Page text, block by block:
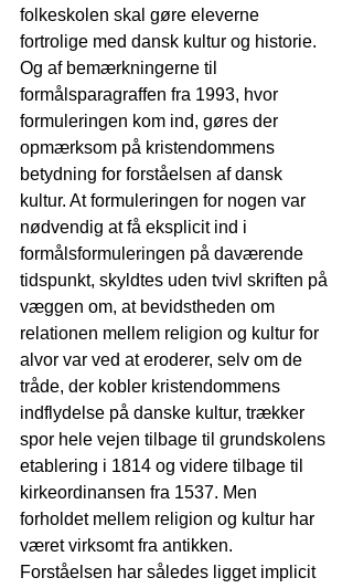
folkeskolen skal gøre eleverne
fortrolige med dansk kultur og historie.
Og af bemærkningerne til
formålsparagraffen fra 1993, hvor
formuleringen kom ind, gøres der
opmærksom på kristendommens
betydning for forståelsen af dansk
kultur. At formuleringen for nogen var
nødvendig at få eksplicit ind i
formålsformuleringen på daværende
tidspunkt, skyldtes uden tvivl skriften på
væggen om, at bevidstheden om
relationen mellem religion og kultur for
alvor var ved at eroderer, selv om de
tråde, der kobler kristendommens
indflydelse på danske kultur, trækker
spor hele vejen tilbage til grundskolens
etablering i 1814 og videre tilbage til
kirkeordinansen fra 1537. Men
forholdet mellem religion og kultur har
været virksomt fra antikken.
Forståelsen har således ligget implicit